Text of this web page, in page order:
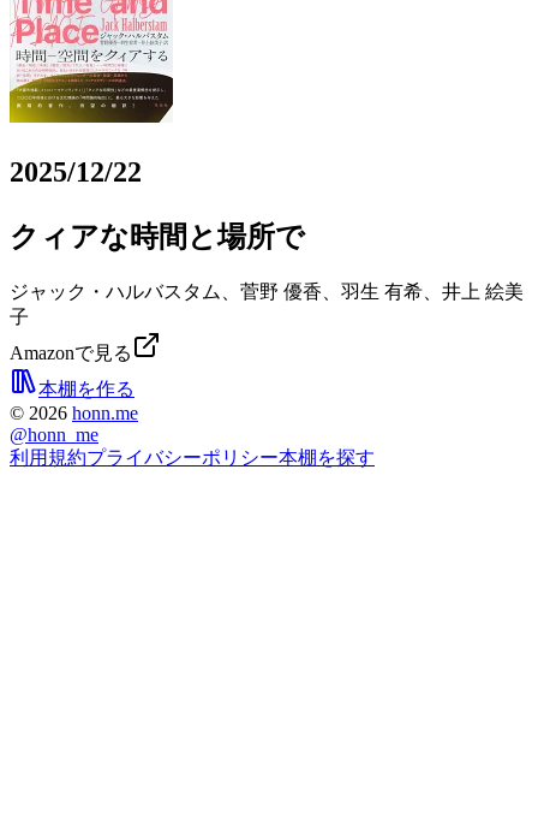
2025/12/22
クィアな時間と場所で
ジャック・ハルバスタム、菅野 優香、羽生 有希、井上 絵美
子
Amazonで見る
本棚を作る
© 2026 honn.me
@honn_me
利用規約プライバシーポリシー本棚を探す